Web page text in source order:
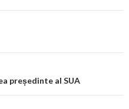
președinte al SUA